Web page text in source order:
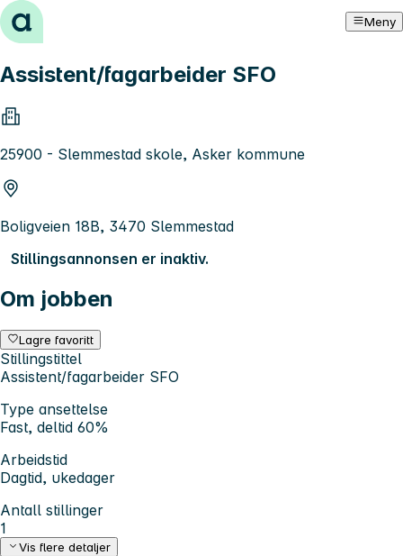
Hopp til innhold Meny
Assistent/fagarbeider SFO
25900 - Slemmestad skole, Asker kommune
Boligveien 18B, 3470 Slemmestad
Stillingsannonsen er inaktiv.
Om jobben
Lagre favoritt
Stillingstittel
Assistent/fagarbeider SFO
Type ansettelse
Fast, deltid 60%
Arbeidstid
Dagtid, ukedager
Antall stillinger
1
Vis flere detaljer